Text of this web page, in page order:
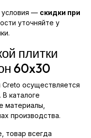
условия — скидки при
уточняйте у
плитки
60x30
осуществляется
В каталоге
материалы,
производства.
товар всегда